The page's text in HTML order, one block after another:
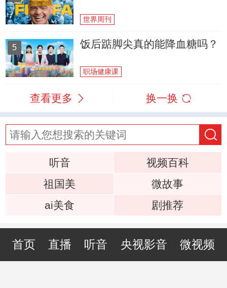
世界周刊
5 饭后踮脚尖真的能降血糖吗？
职场健康课
查看更多 换一换
听音
视频百科
祖国美
微故事
ai美食
剧推荐
首页 直播 听音 央视影音 微视频